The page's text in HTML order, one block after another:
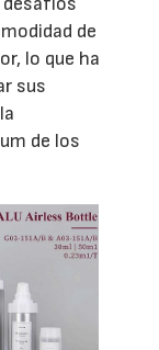
de
lo que ha
sus
de los